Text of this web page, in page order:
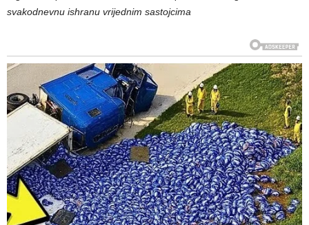
svakodnevnu ishranu vrijednim sastojcima